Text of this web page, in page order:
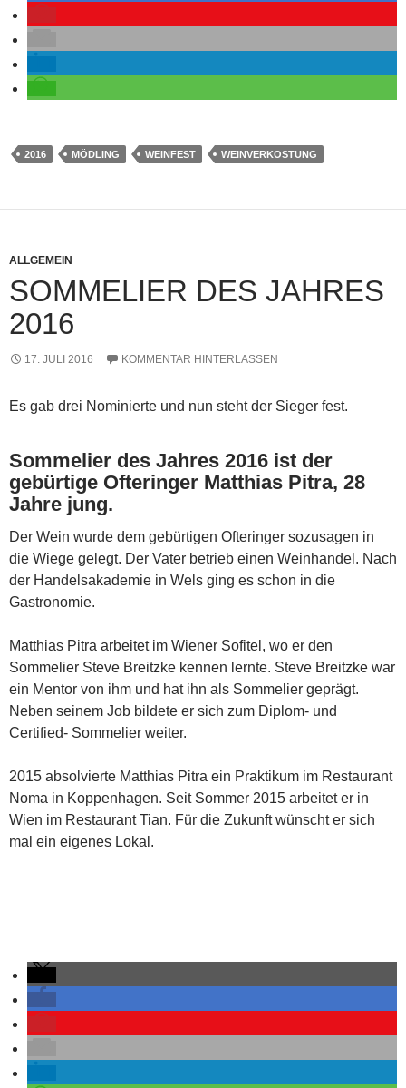
2016 MÖDLING WEINFEST WEINVERKOSTUNG
ALLGEMEIN
SOMMELIER DES JAHRES
2016
17. JULI 2016 KOMMENTAR HINTERLASSEN
Es gab drei Nominierte und nun steht der Sieger fest.
Sommelier des Jahres 2016 ist der
gebürtige Ofteringer Matthias Pitra, 28
Jahre jung.
Der Wein wurde dem gebürtigen Ofteringer sozusagen in
die Wiege gelegt. Der Vater betrieb einen Weinhandel. Nach
der Handelsakademie in Wels ging es schon in die
Gastronomie.
Matthias Pitra arbeitet im Wiener Sofitel, wo er den
Sommelier Steve Breitzke kennen lernte. Steve Breitzke war
ein Mentor von ihm und hat ihn als Sommelier geprägt.
Neben seinem Job bildete er sich zum Diplom- und
Certified- Sommelier weiter.
2015 absolvierte Matthias Pitra ein Praktikum im Restaurant
Noma in Koppenhagen. Seit Sommer 2015 arbeitet er in
Wien im Restaurant Tian. Für die Zukunft wünscht er sich
mal ein eigenes Lokal.